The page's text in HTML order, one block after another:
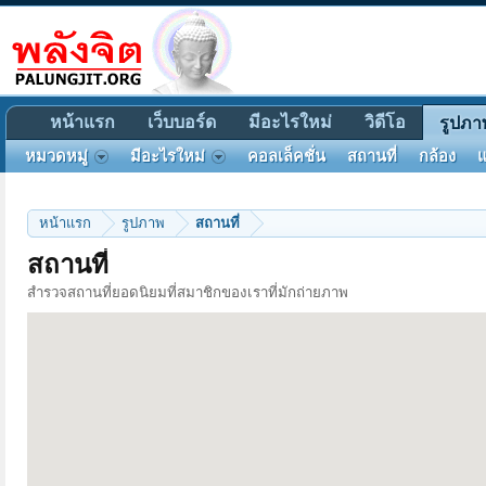
หน้าแรก รูปภาพ สถานที่
สถานที่
สำรวจสถานที่ยอดนิยมที่สมาชิกของเราที่มักถ่ายภาพ
หน้าแรก เว็บบอร์ด มีอะไรใหม่ วิดีโอ รูปภา
หมวดหมู่ มีอะไรใหม่ คอลเล็คชั่น สถานที่ กล้อง